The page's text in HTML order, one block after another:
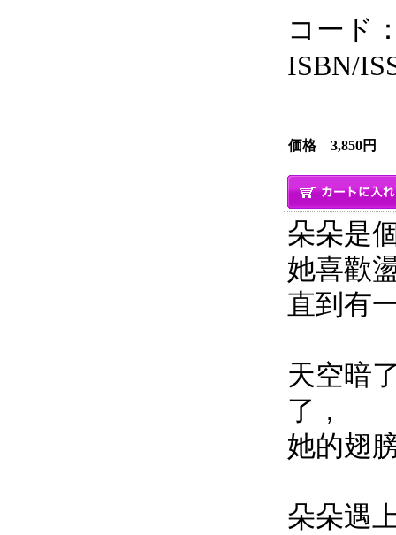
コー
ISBN/
価格 3,850円
朵朵是
她喜歡
直到有
天空暗
了，
她的翅
朵朵遇